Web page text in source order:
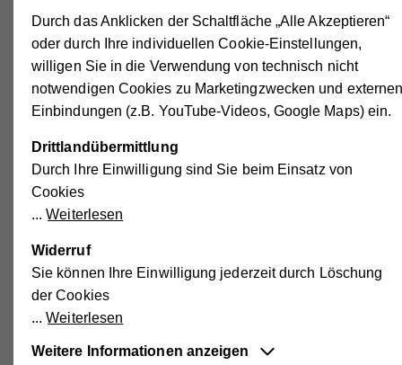
die so zahlreich zu den Terminen kommen“, erklärt
Hilfswerk Niederösterreich Präsident, Lukas Brandweiner.
Das Hilfswerk Niederösterreich hat zu Jahresbeginn
neben den bereits etablierten ehrenamtlichen Angeboten
Lesezeit“ und „mobile HILFSWERKstätte“ mit „Mach mit,
bleib fit!“ ein neues kostenloses, ehrenamtliches Projekt,
das Menschen dazu motiviert in Bewegung zu bleiben.
Rund 40 Trainer*innen haben die verpflichtende
Details finden Sie online:
https://www.hilfswerk.at/niederoesterreich/ehrenamt/
engagieren-im-hilfswerk-noe/mach-mit-bleib-fit/
Durch das Anklicken der Schaltfläche „Alle Akzeptieren“
oder durch Ihre individuellen Cookie-Einstellungen,
willigen Sie in die Verwendung von technisch nicht
notwendigen Cookies zu Marketingzwecken und
Einbindungen (z.B. YouTube-Videos, Google Maps) ein.
Drittlandübermittlung
Durch Ihre Einwilligung sind Sie beim Einsatz von
Cookies
Weiterlesen
Widerruf
Sie können Ihre Einwilligung jederzeit durch Löschung
der Cookies
Weiterlesen
Weitere Informationen anzeigen